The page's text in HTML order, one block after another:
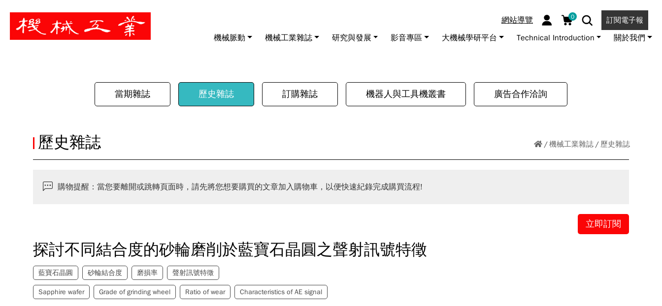
網站導覽 0 訂閱電子報
機械脈動 機械工業雜誌 研究與發展 影音專區 大機械學研平台 Technical Introduction 關於我們
暫停
當期雜誌 歷史雜誌 訂購雜誌 機器人與工具機叢書 廣告合作洽詢
機械工業雜誌 歷史雜誌
歷史雜誌
購物提醒：當您要離開或跳轉頁面時，請先將您想要購買的文章加入購物車，以便快速紀錄完成購買流程!
立即訂閱
探討不同結合度的砂輪磨削於藍寶石晶圓之聲射訊號特徵
藍寶石晶圓 砂輪結合度 磨損率 聲射訊號特徵
Sapphire wafer Grade of grinding wheel Ratio of wear Characteristics of AE signal